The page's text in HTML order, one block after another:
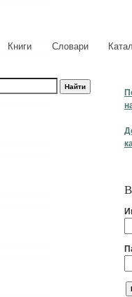
Книги Словари